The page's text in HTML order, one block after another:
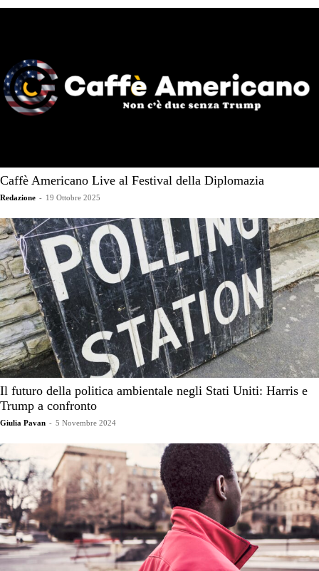
Caffè Americano Live al Festival della Diplomazia
Redazione - 19 Ottobre 2025
Il futuro della politica ambientale negli Stati Uniti: Harris e
Trump a confronto
Giulia Pavan - 5 Novembre 2024